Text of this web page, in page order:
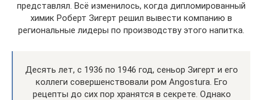
представлял. Всё изменилось, когда дипломированный
химик Роберт Зигерт решил вывести компанию в
региональные лидеры по производству этого напитка.
Десять лет, с 1936 по 1946 год, сеньор Зигерт и его
коллеги совершенствовали ром Angostura. Его
рецепты до сих пор хранятся в секрете. Однако